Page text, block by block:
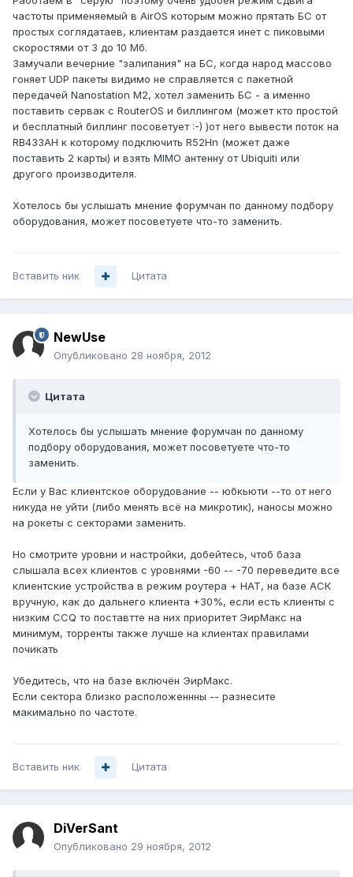
частоты применяемый в AirOS которым можно прятать БС от
простых соглядатаев, клиентам раздается инет с пиковыми
скоростями от 3 до 10 Мб.
Замучали вечерние "залипания" на БС, когда народ массово
гоняет UDP пакеты видимо не справляется с пакетной
передачей Nanostation M2, хотел заменить БС - а именно
поставить сервак с RouterOS и биллингом (может кто простой
и бесплатный биллинг посоветует :-) )от него вывести поток на
RB433AH к которому подключить R52Hn (может даже
поставить 2 карты) и взять MIMO антенну от Ubiquiti или
другого производителя.
Хотелось бы услышать мнение форумчан по данному подбору
оборудования, может посоветуете что-то заменить.
Вставить ник Цитата
NewUse
Опубликовано 28 ноября, 2012
Цитата
Хотелось бы услышать мнение форумчан по данному
подбору оборудования, может посоветуете что-то
заменить.
Если у Вас клиентское оборудование -- юбкьюти --то от него
никуда не уйти (либо менять всё на микротик), наносы можно
на рокеты с секторами заменить.
Но смотрите уровни и настройки, добейтесь, чтоб база
слышала всех клиентов с уровнями -60 -- -70 переведите все
клиентские устройства в режим роутера + НАТ, на базе АСК
вручную, как до дальнего клиента +30%, если есть клиенты с
низким ССQ то поставтте на них приоритет ЭирМакс на
минимум, торренты также лучше на клиентах правилами
почикать
Убедитесь, что на базе включён ЭирМакс.
Если сектора близко расположеннны -- разнесите
макимально по частоте.
Вставить ник Цитата
DiVerSant
Опубликовано 29 ноября, 2012